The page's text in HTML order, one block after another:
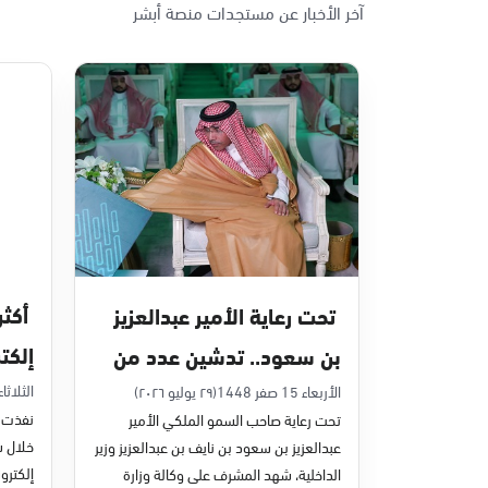
الأحد - الخميس (08:00-14:30)
الدمام, الدمام - بنده حي أحد
الأحد - الخميس (08:00-14:30)
التوجه للموقع
الدمام, الدمام - الغرفة التجارية
التوجه للموقع
الدمام, الدمام - بنده - حي الشاطئ
الأحد - الخميس (08:00-14:30)
التوجه للموقع
آخر الأخبار عن مستجدات منصة أبشر
تحت رعاية الأمير عبدالعزيز
بن سعود.. تدشين عدد من
مشاريع التحول الرقمي
والخدمات الإلكترونية
للأحوال المدنية
الأربعاء 15 صفر 1448
(٢٩ يوليو ٢٠٢٦)
تحت رعاية صاحب السمو الملكي الأمير
عبدالعزيز بن سعود بن نايف بن عبدالعزيز وزير
الداخلية، شهد المشرف على وكالة وزارة
في
الثلاثاء 7 صفر
نفذت